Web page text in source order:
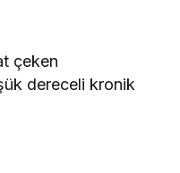
çeken
dereceli kronik